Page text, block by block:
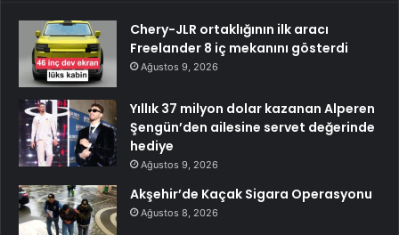
Chery-JLR ortaklığının ilk aracı
Freelander 8 iç mekanını gösterdi
Ağustos 9, 2026
Yıllık 37 milyon dolar kazanan Alperen
Şengün’den ailesine servet değerinde
hediye
Ağustos 9, 2026
Akşehir’de Kaçak Sigara Operasyonu
Ağustos 8, 2026